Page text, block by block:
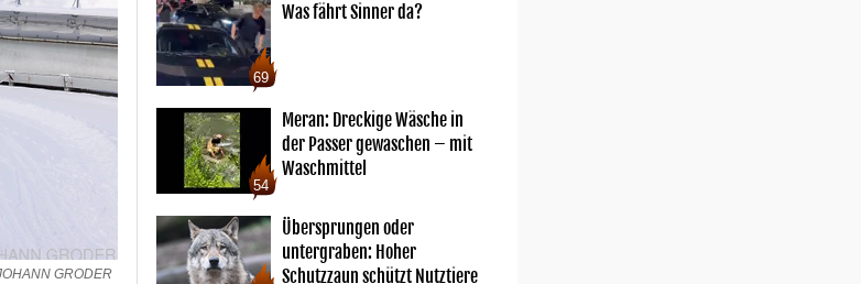
GRODER
69
Was fährt Sinner da?
54
Meran: Dreckige Wäsche in
der Passer gewaschen – mit
Waschmittel
Übersprungen oder
untergraben: Hoher
Schutzzaun schützt Nutztiere